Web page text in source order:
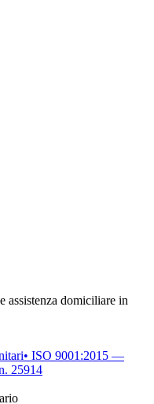
assistenza domiciliare in
• ISO 9001:2015 —
25914